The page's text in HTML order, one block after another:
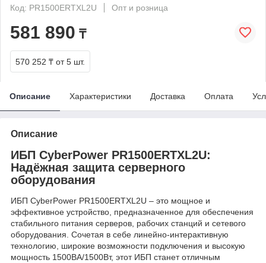
Код: PR1500ERTXL2U
Опт и розница
581 890 ₸
570 252 ₸ от 5 шт.
Описание Характеристики Доставка Оплата
Описание
ИБП CyberPower PR1500ERTXL2U:
Надёжная защита серверного
оборудования
ИБП CyberPower PR1500ERTXL2U – это мощное и
эффективное устройство, предназначенное для обеспечения
стабильного питания серверов, рабочих станций и сетевого
оборудования. Сочетая в себе линейно-интерактивную
технологию, широкие возможности подключения и высокую
мощность 1500ВА/1500Вт, этот ИБП станет отличным